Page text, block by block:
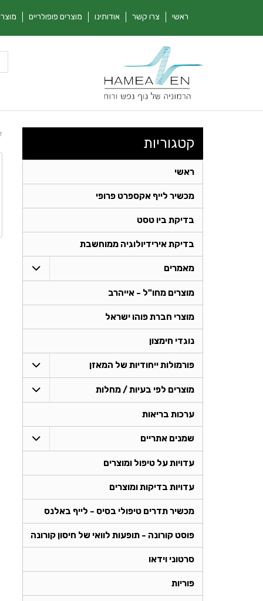
ראשי צרו קשר אודותינו מוצרים פופולריים
קטגוריות
ראשי
מכשיר לייף אקספרט פרופי
בדיקת ביו טסט
בדיקת אירידיולוגיה ממוחשבת
מאמרים
מוצרים מחו"ל - אייהרב
מוצרי חברת פוהו ישראל
נוגדי חימצון
פורמולות ייחודיות של המאזן
מוצרים לפי בעיות / מחלות
ערכות בריאות
שמנים אתריים
עדויות על טיפול ומוצרים
עדויות בדיקות ומוצרים
מכשיר תדרים טיפולי בסיס - לייף באלנס
פוסט קורונה - תופעות לוואי של חיסון קורונה
סרטוני וידאו
פוריות